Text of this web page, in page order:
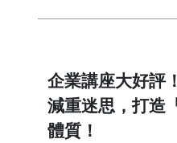
企業講座大好評
減重迷思，打造
體質！